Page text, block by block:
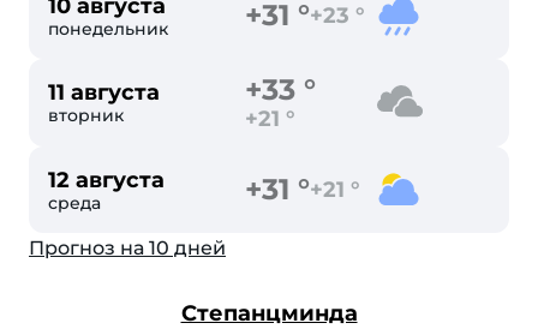
10 августа
понедельник +31 °+23 °
11 августа
вторник
+33 °
+21 °
12 августа
среда +31 °+21 °
Прогноз на 10 дней
Степанцминда